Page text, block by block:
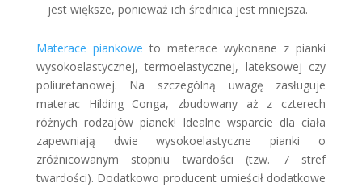
jest większe, ponieważ ich średnica jest mniejsza.
Materace piankowe to materace wykonane z pianki
wysokoelastycznej, termoelastycznej, lateksowej czy
poliuretanowej. Na szczególną uwagę zasługuje
materac Hilding Conga, zbudowany aż z czterech
różnych rodzajów pianek! Idealne wsparcie dla ciała
zapewniają dwie wysokoelastyczne pianki o
zróżnicowanym stopniu twardości (tzw. 7 stref
twardości). Dodatkowo producent umieścił dodatkowe